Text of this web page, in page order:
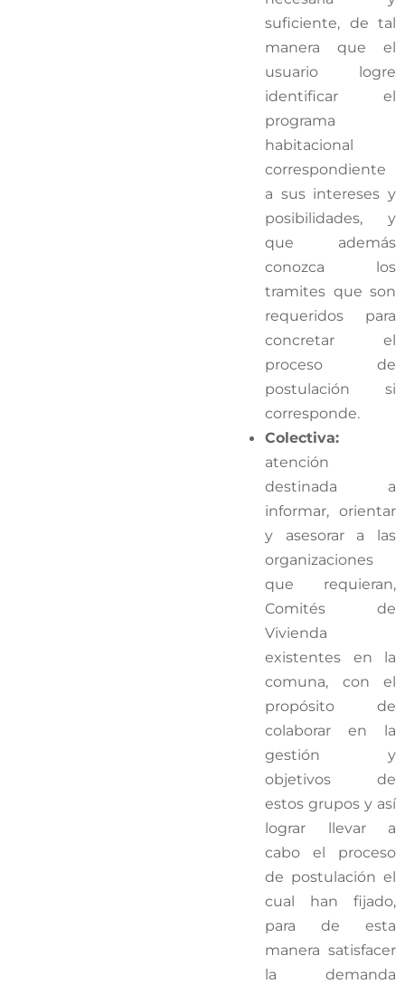
suficiente, de tal
manera que el
usuario logre
identificar el
programa
habitacional
correspondiente
a sus intereses y
posibilidades, y
que además
conozca los
tramites que son
requeridos para
concretar el
proceso de
postulación si
corresponde.
Colectiva:
atención
destinada a
informar, orientar
y asesorar a las
organizaciones
que requieran,
Comités de
Vivienda
existentes en la
comuna, con el
propósito de
colaborar en la
gestión y
objetivos de
estos grupos y así
lograr llevar a
cabo el proceso
de postulación el
cual han fijado,
para de esta
manera satisfacer
la demanda